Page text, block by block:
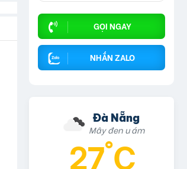
GỌI NGAY
NHẮN ZALO
Đà Nẵng
Mây đen u ám
27°C